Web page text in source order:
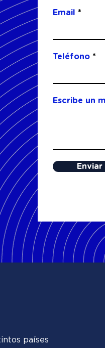
Email
Teléfono
Escribe un
Enviar
países